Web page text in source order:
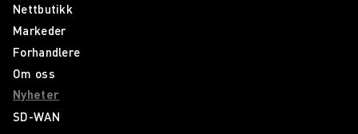
Nettbutikk
Markeder
Forhandlere
Om oss
Nyheter
SD-WAN